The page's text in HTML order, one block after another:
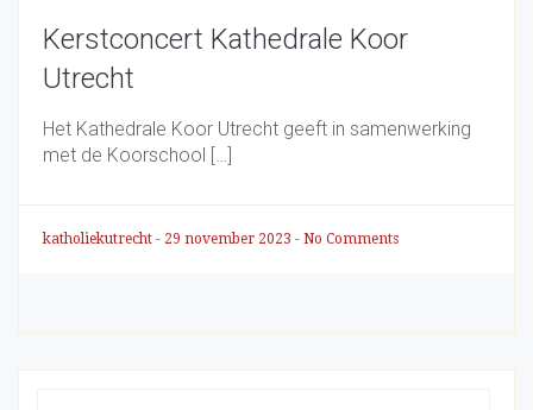
Kerstconcert Kathedrale Koor
Utrecht
Het Kathedrale Koor Utrecht geeft in samenwerking
met de Koorschool […]
katholiekutrecht - 29 november 2023 - No Comments